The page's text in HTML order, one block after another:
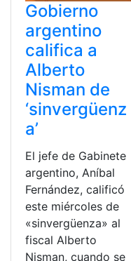
Gobierno
argentino
califica a
Alberto
Nisman de
‘sinvergüenz
a’
El jefe de Gabinete
argentino, Aníbal
Fernández, calificó
este miércoles de
«sinvergüenza» al
fiscal Alberto
Nisman, cuando se